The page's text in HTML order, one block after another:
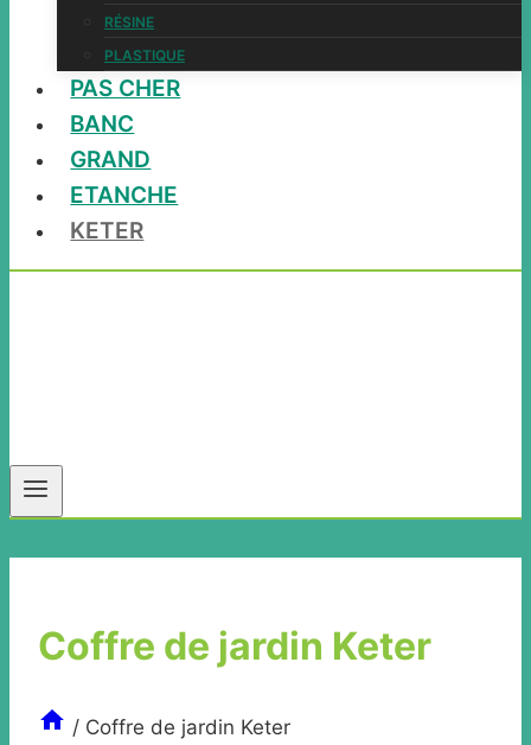
RÉSINE
PLASTIQUE
PAS CHER
BANC
GRAND
ETANCHE
KETER
Coffre de jardin Keter
/ Coffre de jardin Keter